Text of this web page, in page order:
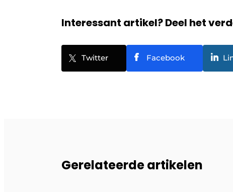
Interessant artikel? Deel het
Twitter Facebook
Gerelateerde artikelen